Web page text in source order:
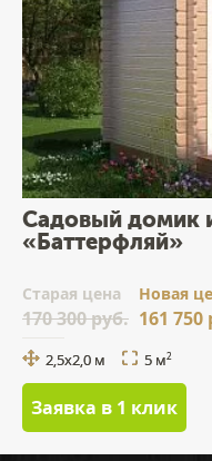
Садовый домик
«Баттерфляй»
Cтарая цена
170 300 руб.
Новая
161 750
2,5x2,0 м 5 м2
Заявка в 1 клик